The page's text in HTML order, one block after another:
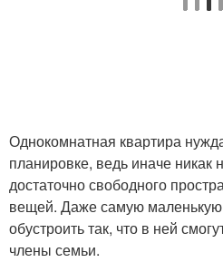
Однокомнатная квартира
планировке, ведь иначе никак
достаточно свободного
вещей. Даже самую
обустроить так, что в ней
члены семьи.